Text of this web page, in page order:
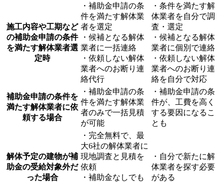
施工内容や工期など
の補助金申請の条件
を満たす解体業者選
定時
・補助金申請の条
件を満たす解体業
者を選定
・候補となる解体
業者に一括連絡
・依頼しない解体
業者へのお断り連
絡代行
・条件を満たす解
体業者を自分で調
査・選定
・候補となる解体
業者に個別で連絡
・依頼しない解体
業者へのお断り連
絡を自分で対応
補助金申請の条件を
満たす解体業者に依
頼する場合
・補助金申請の条
件を満たす解体業
者のみで一括見積
が可能
・補助金申請の条
件が、工費を高く
する要因になるこ
とも
解体予定の建物が補
助金の受給対象外だ
った場合
・完全無料で、最
大6社の解体業者に
現地調査と見積を
依頼
・補助金なしでも
・自分で新たに解
体業者を探す必要
がある